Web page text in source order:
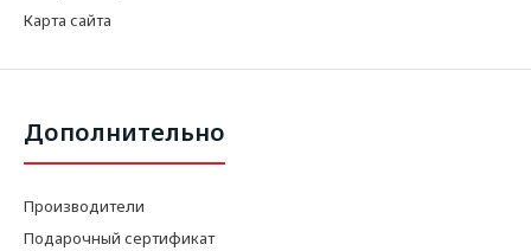
Карта сайта
Дополнительно
Производители
Подарочный сертификат